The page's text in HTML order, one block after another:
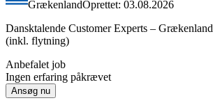
GrækenlandOprettet: 03.08.2026
Dansktalende Customer Experts – Grækenland
(inkl. flytning)
Anbefalet job
Ingen erfaring påkrævet
Ansøg nu